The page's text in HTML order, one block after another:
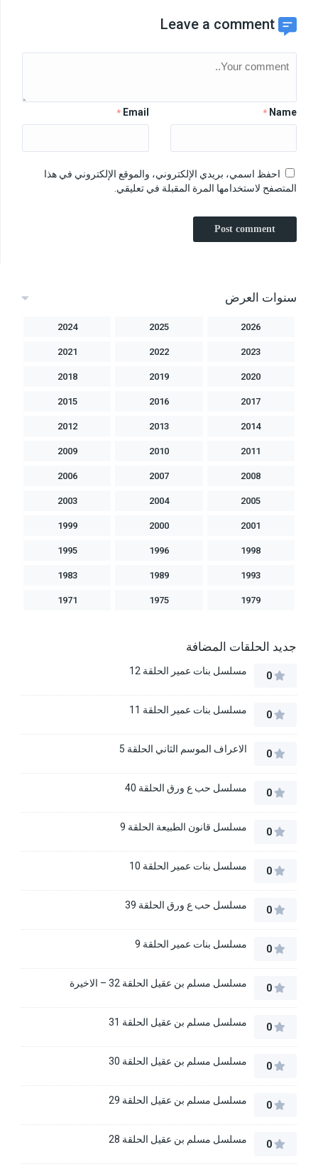
Leave a comment
Name
*
Email
*
احفظ اسمي، بريدي الإلكتروني، والموقع الإلكتروني في هذا
المتصفح لاستخدامها المرة المقبلة في تعليقي.
سنوات العرض
2026
2025
2024
2023
2022
2021
2020
2019
2018
2017
2016
2015
2014
2013
2012
2011
2010
2009
2008
2007
2006
2005
2004
2003
2001
2000
1999
1998
1996
1995
1993
1989
1983
1979
1975
1971
جديد الحلقات المضافة
0 مسلسل بنات عمير الحلقة 12
0 مسلسل بنات عمير الحلقة 11
0 الاعراف الموسم الثاني الحلقة 5
0 مسلسل حب ع ورق الحلقة 40
0 مسلسل قانون الطبيعة الحلقة 9
0 مسلسل بنات عمير الحلقة 10
0 مسلسل حب ع ورق الحلقة 39
0 مسلسل بنات عمير الحلقة 9
0 مسلسل مسلم بن عقيل الحلقة 32 – الاخيرة
0 مسلسل مسلم بن عقيل الحلقة 31
0 مسلسل مسلم بن عقيل الحلقة 30
0 مسلسل مسلم بن عقيل الحلقة 29
0 مسلسل مسلم بن عقيل الحلقة 28